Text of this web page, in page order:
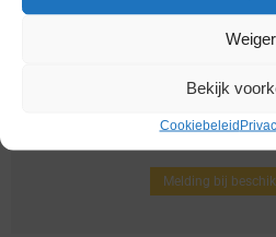
Weiger
Bekijk
Cookiebeleid
Nederland / 1850
Melding bij